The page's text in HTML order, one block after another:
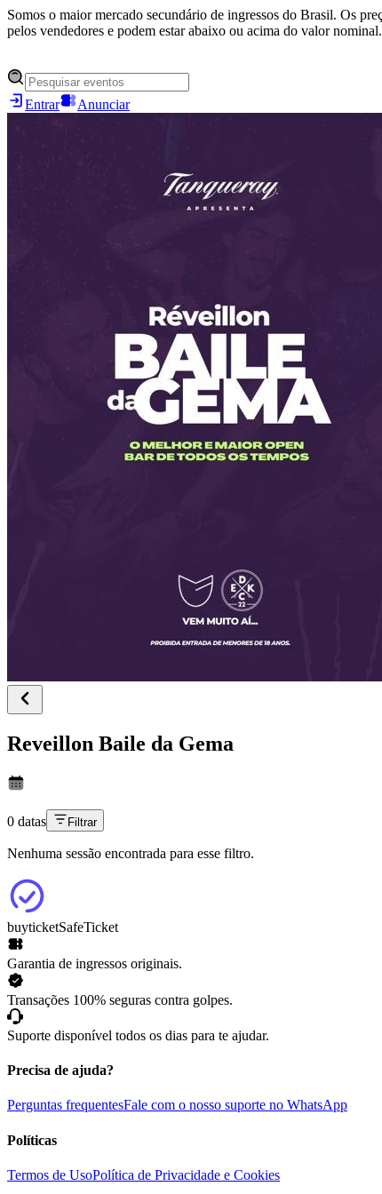
Somos o maior mercado secundário de ingressos do Brasil. Os
pelos vendedores e podem estar abaixo ou acima do valor nominal.
Entrar Anunciar
Reveillon Baile da Gema
0 datas Filtrar
Nenhuma sessão encontrada para esse filtro.
buyticketSafeTicket
Garantia de ingressos originais.
Transações 100% seguras contra golpes.
Suporte disponível todos os dias para te ajudar.
Precisa de ajuda?
Perguntas frequentesFale com o nosso suporte no WhatsApp
Políticas
Termos de UsoPolítica de Privacidade e Cookies